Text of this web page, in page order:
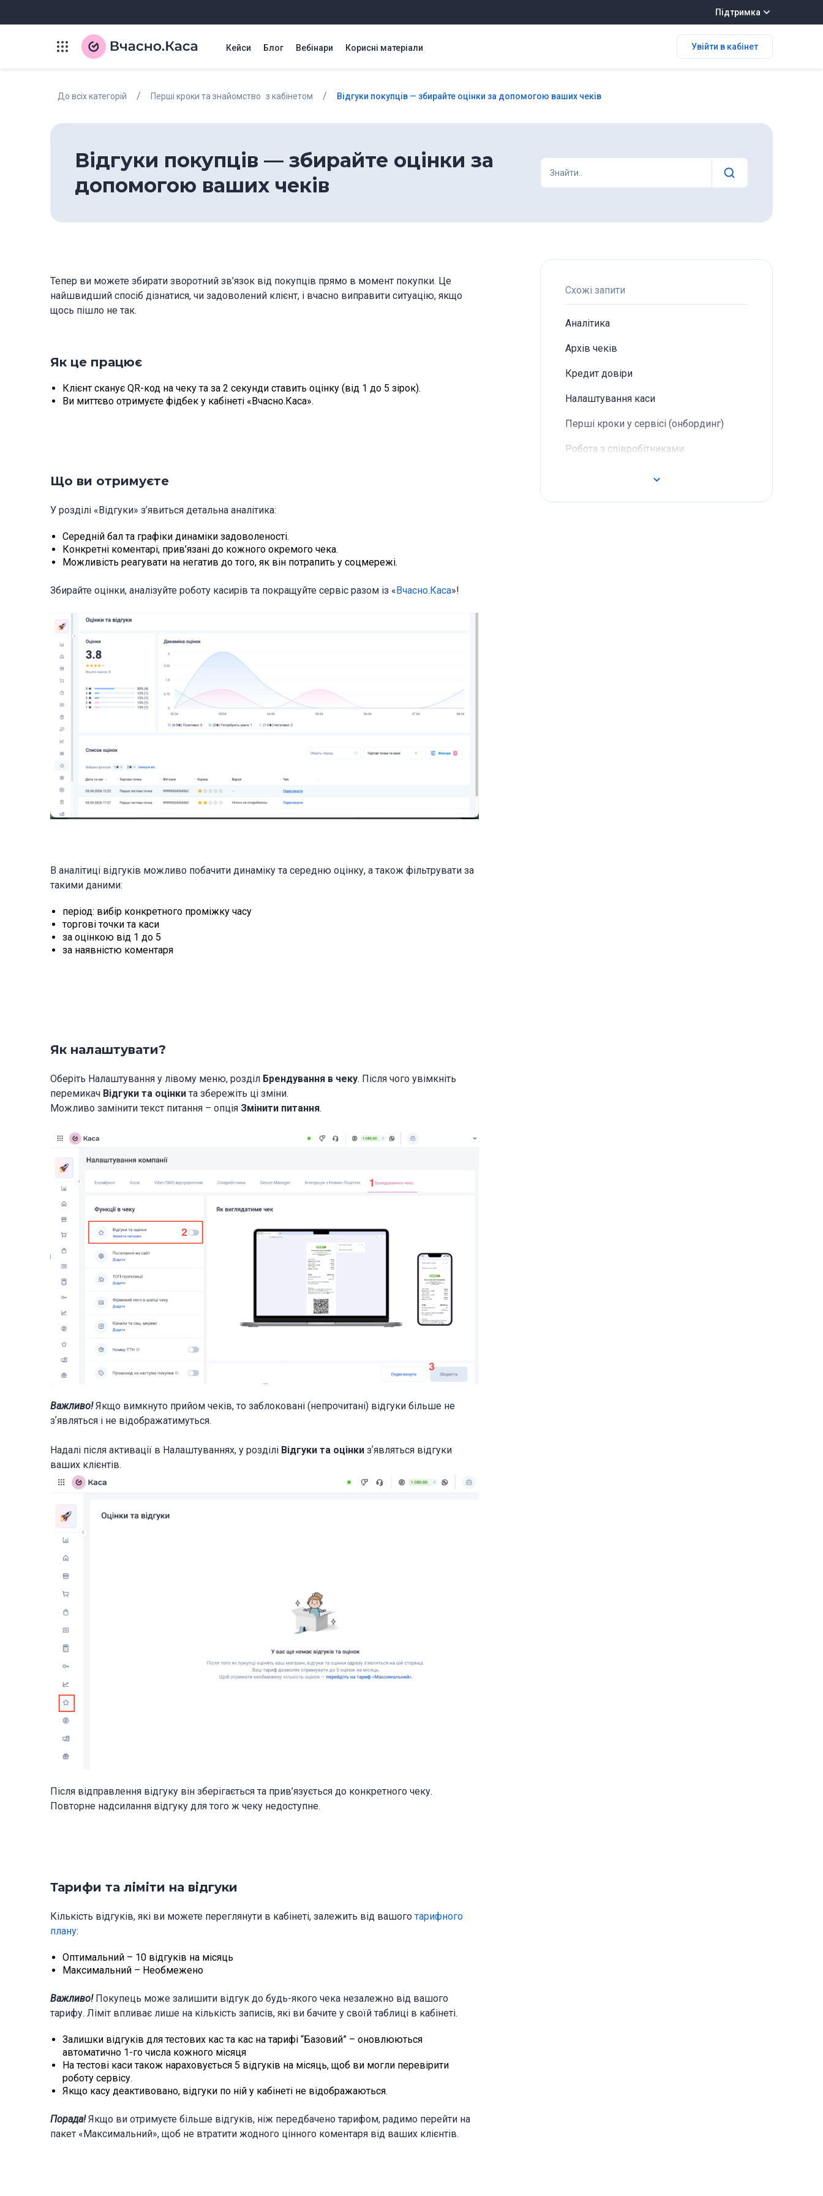
Підтримка
Кейси Блог Вебінари Корисні матеріали Увійти в кабінет
До всіх категорій / Перші кроки та знайомство з кабінетом / Відгуки покупців — збирайте оцінки за допомогою ваших чеків
Відгуки покупців — збирайте оцінки за
допомогою ваших чеків
Знайти..
Тепер ви можете збирати зворотний зв’язок від покупців прямо в момент покупки. Це
найшвидший спосіб дізнатися, чи задоволений клієнт, і вчасно виправити ситуацію, якщо
щось пішло не так.
Як це працює
Клієнт сканує QR-код на чеку та за 2 секунди ставить оцінку (від 1 до 5 зірок).
Ви миттєво отримуєте фідбек у кабінеті «Вчасно.Каса».
Що ви отримуєте
У розділі «Відгуки» з’явиться детальна аналітика:
Середній бал та графіки динаміки задоволеності.
Конкретні коментарі, прив’язані до кожного окремого чека.
Можливість реагувати на негатив до того, як він потрапить у соцмережі.
Збирайте оцінки, аналізуйте роботу касирів та покращуйте сервіс разом із «Вчасно.Каса»!
В аналітиці відгуків можливо побачити динаміку та середню оцінку, а також фільтрувати за
такими даними:
період: вибір конкретного проміжку часу
торгові точки та каси
за оцінкою від 1 до 5
за наявністю коментаря
Як налаштувати?
Оберіть Налаштування у лівому меню, розділ Брендування в чеку. Після чого увімкніть
перемикач Відгуки та оцінки та збережіть ці зміни.
Можливо замінити текст питання – опція Змінити питання.
Важливо!Якщо вимкнуто прийом чеків, то заблоковані (непрочитані) відгуки більше не
зʼявляться і не відображатимуться.
Надалі після активації в Налаштуваннях, у розділі Відгуки та оцінки зʼявляться відгуки
ваших клієнтів.
Після відправлення відгуку він зберігається та прив’язується до конкретного чеку.
Повторне надсилання відгуку для того ж чеку недоступне.
Тарифи та ліміти на відгуки
Кількість відгуків, які ви можете переглянути в кабінеті, залежить від вашого тарифного
плану:
Оптимальний – 10 відгуків на місяць
Максимальний – Необмежено
Важливо! Покупець може залишити відгук до будь-якого чека незалежно від вашого
тарифу. Ліміт впливає лише на кількість записів, які ви бачите у своїй таблиці в кабінеті.
Залишки відгуків для тестових кас та кас на тарифі “Базовий” – оновлюються
автоматично 1-го числа кожного місяця
На тестові каси також нараховується 5 відгуків на місяць, щоб ви могли перевірити
роботу сервісу.
Якщо касу деактивовано, відгуки по ній у кабінеті не відображаються.
Порада! Якщо ви отримуєте більше відгуків, ніж передбачено тарифом, радимо перейти на
пакет «Максимальний», щоб не втратити жодного цінного коментаря від ваших клієнтів.
Схожі запити
Аналітика
Архів чеків
Кредит довіри
Налаштування каси
Перші кроки у сервісі (онбординг)
Робота з співробітниками